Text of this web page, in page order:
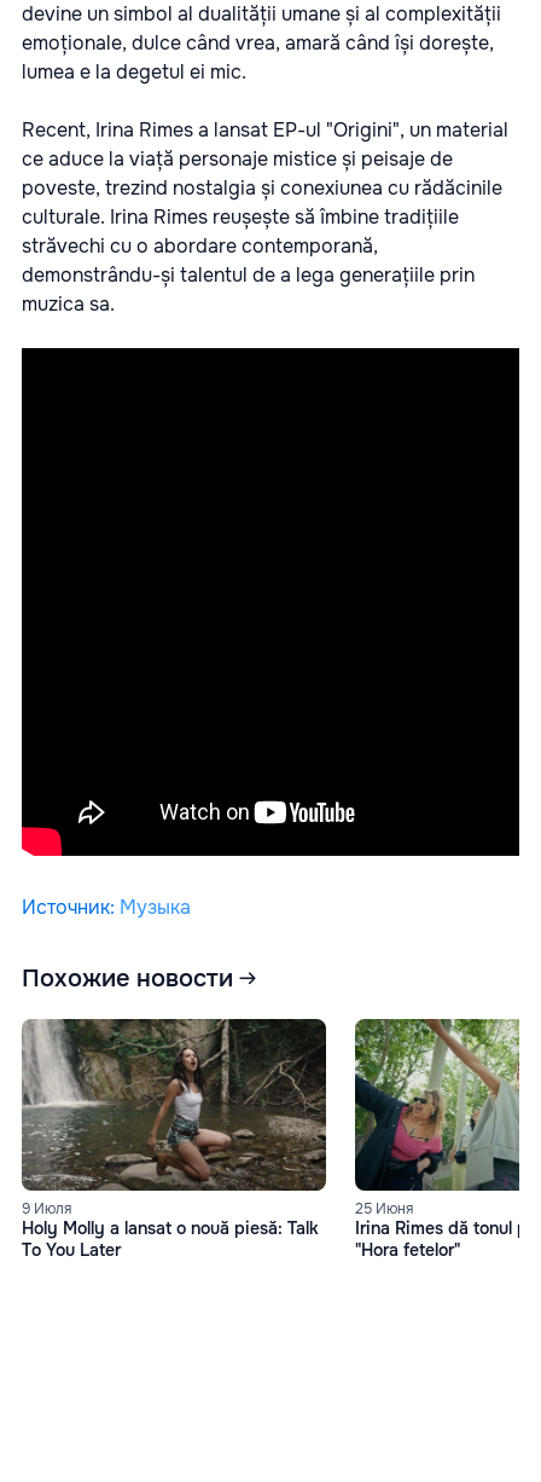
devine un simbol al dualității umane și al complexității
emoționale, dulce când vrea, amară când își dorește,
lumea e la degetul ei mic.
Recent, Irina Rimes a lansat EP-ul "Origini", un material
ce aduce la viață personaje mistice și peisaje de
poveste, trezind nostalgia și conexiunea cu rădăcinile
culturale. Irina Rimes reușește să îmbine tradițiile
străvechi cu o abordare contemporană,
demonstrându-și talentul de a lega generațiile prin
muzica sa.
Источник: Музыка
Похожие новости
9 Июля
Holy Molly a lansat o nouă piesă: Talk
To You Later
25 Июня
Irina Rimes dă tonul
"Hora fetelor"